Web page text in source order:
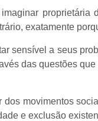
proprietária
exatamente
sensível a seus
das questões
dos movimentos
e exclusão